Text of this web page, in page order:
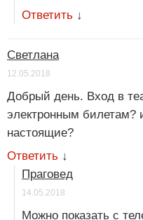
Ответить ↓
Светлана
12.05.2018
Добрый день. Вход в
электронным билетам?
настоящие?
Ответить ↓
Праговед
14.05.2018
Можно показать с